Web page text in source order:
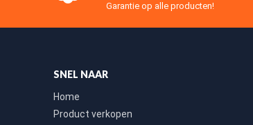
Garantie op alle producten!
SNEL NAAR
Home
Product verkopen